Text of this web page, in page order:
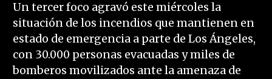
Un tercer foco agravó este miércoles la
situación de los incendios que mantienen en
estado de emergencia a parte de Los Ángeles,
con 30.000 personas evacuadas y miles de
bomberos movilizados ante la amenaza de